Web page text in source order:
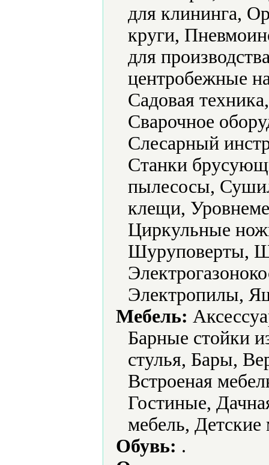
для клининга,
круги,
для
центробежные
Садовая
Сварочное
Слесарный
Станки
пылесосы,
клещи,
Циркульные
Шуруповерты,
Электропилы,
Мебель:
Барные стойки
стулья, Бары,
Встроеная
Гостиные,
мебель, Детские
Обувь: .